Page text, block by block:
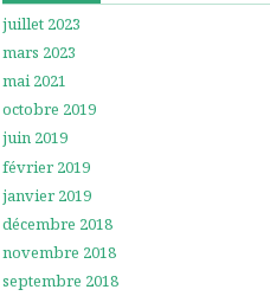
juillet 2023
mars 2023
mai 2021
octobre 2019
juin 2019
février 2019
janvier 2019
décembre 2018
novembre 2018
septembre 2018